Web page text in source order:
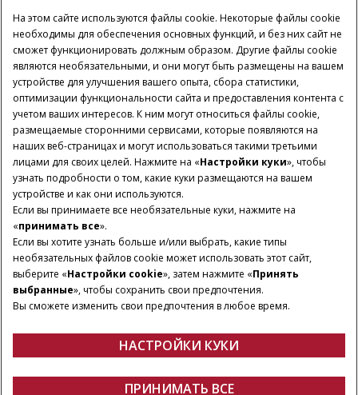
Запчасти и сервис
Мир CASE IH
УСЛОВИЯ И ПРАВИЛА
Политика конфиденциальности
Imprint
Настройки куки Telematics Privacy notice
© 2026 CNH Industrial America LLC. All Rights Reserved. Case IH is a
trademark of CNH Industrial America LLC.
На этом сайте используются файлы cookie. Некоторые файлы cookie
необходимы для обеспечения основных функций, и без них сайт не
сможет функционировать должным образом. Другие файлы cookie
являются необязательными, и они могут быть размещены на вашем
устройстве для улучшения вашего опыта, сбора статистики,
оптимизации функциональности сайта и предоставления контента с
учетом ваших интересов. К ним могут относиться файлы cookie,
размещаемые сторонними сервисами, которые появляются на
наших веб-страницах и могут использоваться такими третьими
лицами для своих целей. Нажмите на «Настройки куки», чтобы
узнать подробности о том, какие куки размещаются на вашем
устройстве и как они используются.
Если вы принимаете все необязательные куки, нажмите на
«принимать все».
Если вы хотите узнать больше и/или выбрать, какие типы
необязательных файлов cookie может использовать этот сайт,
выберите «Настройки cookie», затем нажмите «Принять
выбранные», чтобы сохранить свои предпочтения.
Вы сможете изменить свои предпочтения в любое время.
НАСТРОЙКИ КУКИ
ПРИНИМАТЬ ВСЕ